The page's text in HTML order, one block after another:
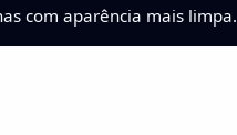
com aparência mais limpa.